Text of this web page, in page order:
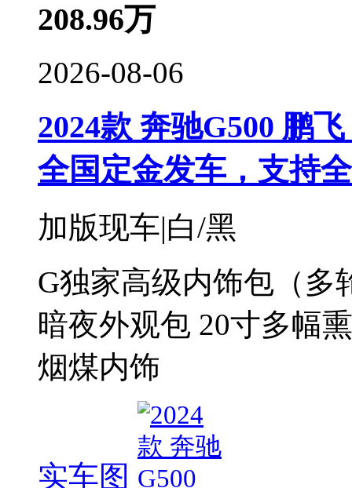
208.96万
2026-08-06
2024款 奔驰G500 鹏
全国定金发车，支持
加版现车|白/黑
G独家高级内饰包（多
暗夜外观包 20寸多幅
烟煤内饰
实车图